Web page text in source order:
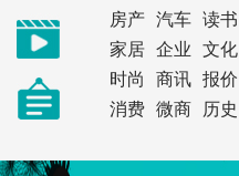
房产
汽车 读书
家居
企业 文化
时尚
商讯 报价
消费
微商 历史